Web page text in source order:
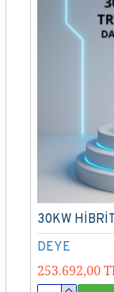
DEYE
30KW
253.692,00